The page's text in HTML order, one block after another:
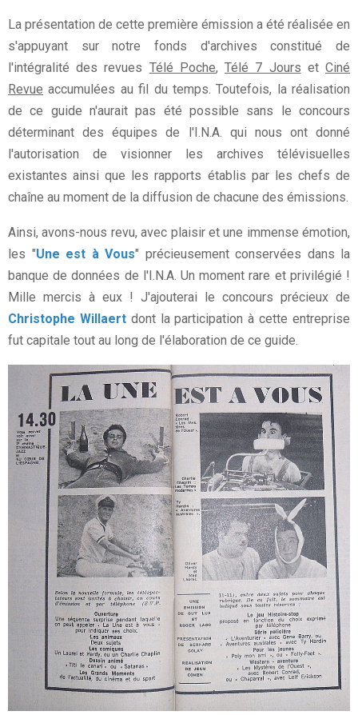
La présentation de cette première émission a été réalisée en
s'appuyant sur notre fonds d'archives constitué de
l'intégralité des revues Télé Poche,Télé 7 Jours etCiné
Revue accumulées au fil du temps. Toutefois, la réalisation
de ce guide n'aurait pas été possible sans le concours
déterminant des équipes de l'I.N.A. qui nous ont donné
l'autorisation de visionner les archives télévisuelles
existantes ainsi que les rapports établis par les chefs de
chaîne au moment de la diffusion de chacune des émissions.
Ainsi, avons-nous revu, avec plaisir et une immense émotion,
les "Une est à Vous" précieusement conservées dans la
banque de données de l'I.N.A. Un moment rare et privilégié !
Mille mercis à eux ! J'ajouterai le concours précieux de
Christophe Willaertdont la participation à cette entreprise
fut capitale tout au long de l'élaboration de ce guide.